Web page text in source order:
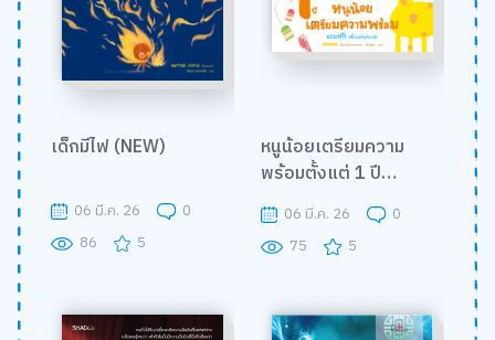
เด็กมีไฟ (NEW)
06 มี.ค. 26
0
86
5
หนูน้อยเตรียมความ
พร้อมตั้งแต่ 1 ปี
(Revise)
06 มี.ค. 26
0
75
5